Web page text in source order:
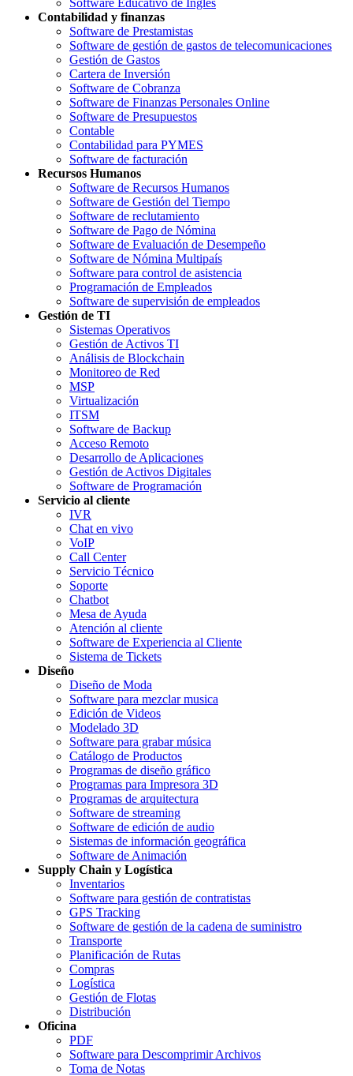
Software Educativo de Inglés
Contabilidad y finanzas
Software de Prestamistas
Software de gestión de gastos de telecomunicaciones
Gestión de Gastos
Cartera de Inversión
Software de Cobranza
Software de Finanzas Personales Online
Software de Presupuestos
Contable
Contabilidad para PYMES
Software de facturación
Recursos Humanos
Software de Recursos Humanos
Software de Gestión del Tiempo
Software de reclutamiento
Software de Pago de Nómina
Software de Evaluación de Desempeño
Software de Nómina Multipaís
Software para control de asistencia
Programación de Empleados
Software de supervisión de empleados
Gestión de TI
Sistemas Operativos
Gestión de Activos TI
Análisis de Blockchain
Monitoreo de Red
MSP
Virtualización
ITSM
Software de Backup
Acceso Remoto
Desarrollo de Aplicaciones
Gestión de Activos Digitales
Software de Programación
Servicio al cliente
IVR
Chat en vivo
VoIP
Call Center
Servicio Técnico
Soporte
Chatbot
Mesa de Ayuda
Atención al cliente
Software de Experiencia al Cliente
Sistema de Tickets
Diseño
Diseño de Moda
Software para mezclar musica
Edición de Videos
Modelado 3D
Software para grabar música
Catálogo de Productos
Programas de diseño gráfico
Programas para Impresora 3D
Programas de arquitectura
Software de streaming
Software de edición de audio
Sistemas de información geográfica
Software de Animación
Supply Chain y Logística
Inventarios
Software para gestión de contratistas
GPS Tracking
Software de gestión de la cadena de suministro
Transporte
Planificación de Rutas
Compras
Logística
Gestión de Flotas
Distribución
Oficina
PDF
Software para Descomprimir Archivos
Toma de Notas